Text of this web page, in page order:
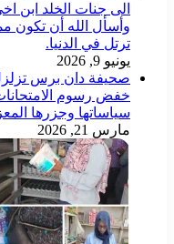
الى جنات الخلد ابن
وأسأل الله أن تكون
ترتل في الدنيا.
يونيو 9, 2026
صحيفة دان برس تزلزل
خفض رسوم
سياساتها وجزرها
مارس 21, 2026